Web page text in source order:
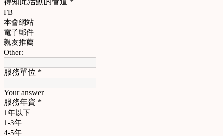
*
FB
本會網站
電子郵件
親友推薦
Other:
服務單位 *
Your answer
服務年資 *
1年以下
1-3年
4-5年